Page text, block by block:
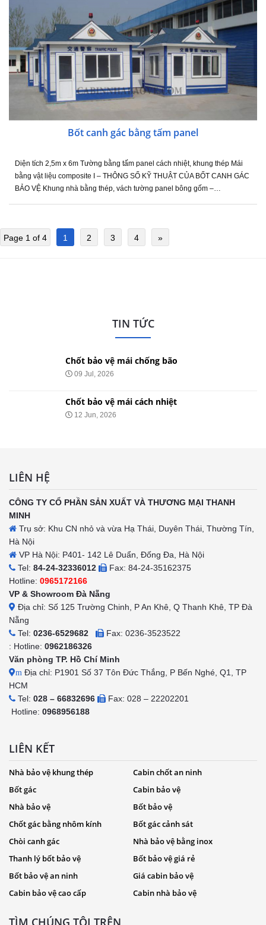
Bốt canh gác bằng tấm panel
Diện tích 2,5m x 6m Tường bằng tấm panel cách nhiệt, khung thép Mái
bằng vật liệu composite I – THÔNG SỐ KỸ THUẬT CỦA BỐT CANH GÁC
BẢO VỆ Khung nhà bằng thép, vách tường panel bông gốm –…
Page 1 of 4 1 2 3 4 »
TIN TỨC
Chốt bảo vệ mái chống ồn
29 May, 2026
Chốt bảo vệ mái nhọn
20 May, 2026
LIÊN HỆ
CÔNG TY CỔ PHẦN SẢN XUẤT VÀ THƯƠNG MẠI THANH
MINH
Trụ sở: Khu CN nhỏ và vừa Hạ Thái, Duyên Thái, Thường Tín,
Hà Nội
VP Hà Nội: P401- 142 Lê Duẩn, Đống Đa, Hà Nội
Tel: 84-24-32336012
Fax: 84-24-35162375
Hotline: 0965172166
VP & Showroom Đà Nẵng
Địa chỉ: Số 125 Trường Chinh, P An Khê, Q Thanh Khê, TP Đà
Nẵng
Tel: 0236-6529682
Fax: 0236-3523522
: Hotline: 0962186326
Văn phòng TP. Hồ Chí Minh
m Địa chỉ: P1901 Số 37 Tôn Đức Thắng, P Bến Nghé, Q1, TP
HCM
Tel: 028 – 66832696
Fax: 028 – 22202201
Hotline: 0968956188
LIÊN KẾT
Nhà bảo vệ khung thép
Cabin chốt an ninh
Bốt gác
Cabin bảo vệ
Nhà bảo vệ
Bốt bảo vệ
Chốt gác bằng nhôm kính
Bốt gác cảnh sát
Chòi canh gác
Nhà bảo vệ bằng inox
Thanh lý bốt bảo vệ
Bốt bảo vệ giá rẻ
Bốt bảo vệ an ninh
Giá cabin bảo vệ
Cabin bảo vệ cao cấp
Cabin nhà bảo vệ
TÌM CHÚNG TÔI TRÊN